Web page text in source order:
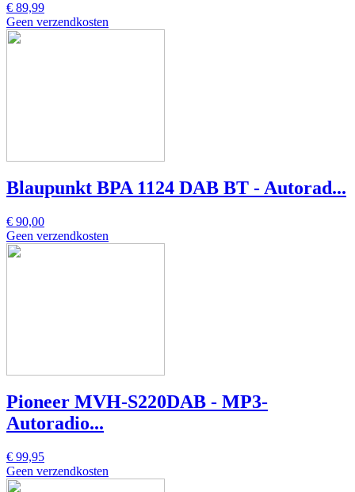
€ 89,99
Geen verzendkosten
Blaupunkt BPA 1124 DAB BT - Autorad...
€ 90,00
Geen verzendkosten
Pioneer MVH-S220DAB - MP3-
Autoradio...
€ 99,95
Geen verzendkosten